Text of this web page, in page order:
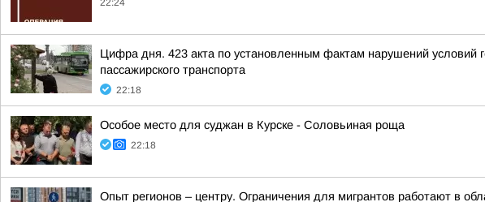
22:24
Цифра дня. 423 акта по установленным фактам нарушений условий
пассажирского транспорта
22:18
Особое место для суджан в Курске - Соловьиная роща
22:18
Опыт регионов – центру. Ограничения для мигрантов работают в